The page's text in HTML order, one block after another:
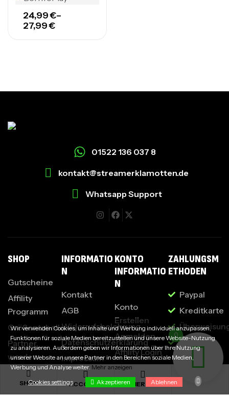
24,99€–
27,99€
SHOP ACCOUNT MERCH
01522 136 037 8
kontakt@streamerklamotten.de
Whatsapp Support
SHOP
Gutscheine
Affility
Programm
Größentabelle
Partner
werden
Design
Service
INFORMATIO
N
Kontakt
AGB
Widerrufsbelehrung
Datenschutzerklärung
Impressum
KONTO
INFORMATIO
N
Konto
Erstellen
Anmelden
Affility Login
Passwort
vergessen
ZAHLUNGSM
ETHODEN
Paypal
Kreditkarte
Klarna
Wir verwenden Cookies, um Inhalte und Werbung individuell anzupassen,
Funktionen für soziale Medien bereitzustellen und unsere Website-Nutzung
zu analysieren. Außerdem geben wir Informationen über Ihre Nutzung
unserer Website an unsere Partner in den Bereichen soziale Medien,
Werbung und Analyse weiter. Mehr anzeigen
Cookies settings
Akzeptieren Ablehnen
0